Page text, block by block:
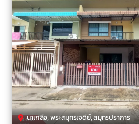
นาเกลือ, พระสมุทรเจดีย์, สมุทรปราการ